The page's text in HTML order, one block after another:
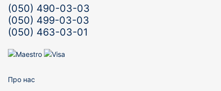
(050) 490-03-03
(050) 499-03-03
(050) 463-03-01
Про нас